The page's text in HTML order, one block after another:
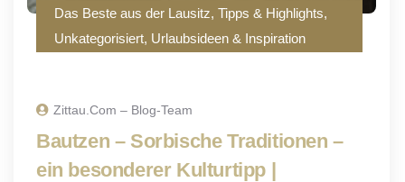
Das Beste aus der Lausitz, Tipps & Highlights,
Unkategorisiert, Urlaubsideen & Inspiration
Zittau.com – Blog-Team
Bautzen – Sorbische Traditionen –
ein besonderer Kulturtipp |